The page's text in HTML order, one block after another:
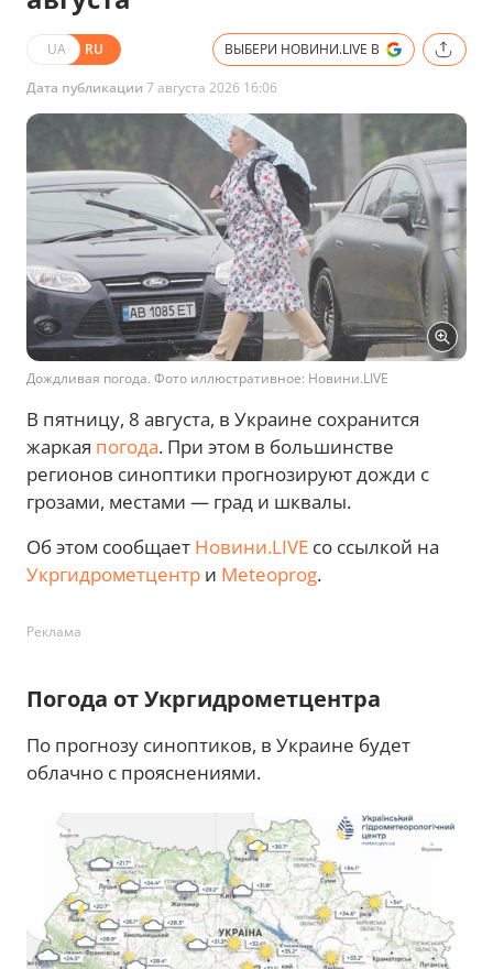
UA RU ВЫБЕРИ НОВИНИ.LIVE В
Дата публикации 7 августа 2026 16:06
Дождливая погода. Фото иллюстративное: Новини.LIVE
В пятницу, 8 августа, в Украине сохранится
жаркая погода. При этом в большинстве
регионов синоптики прогнозируют дожди с
грозами, местами — град и шквалы.
Об этом сообщает Новини.LIVE со ссылкой на
Укргидрометцентр и Meteoprog.
Реклама
Погода от Укргидрометцентра
По прогнозу синоптиков, в Украине будет
облачно с прояснениями.